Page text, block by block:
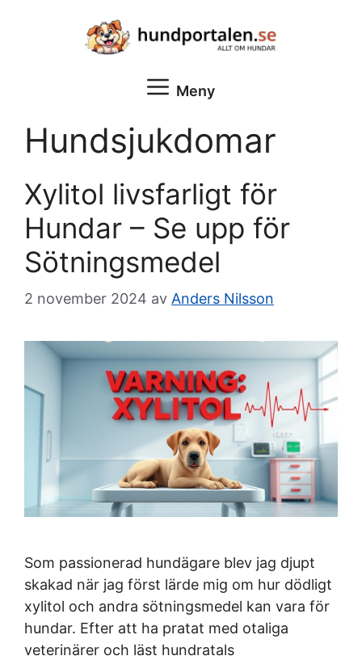
Meny
Hundsjukdomar
Xylitol livsfarligt för
Hundar – Se upp för
Sötningsmedel
2 november 2024 av Anders Nilsson
Som passionerad hundägare blev jag djupt
skakad när jag först lärde mig om hur dödligt
xylitol och andra sötningsmedel kan vara för
hundar. Efter att ha pratat med otaliga
veterinärer och läst hundratals